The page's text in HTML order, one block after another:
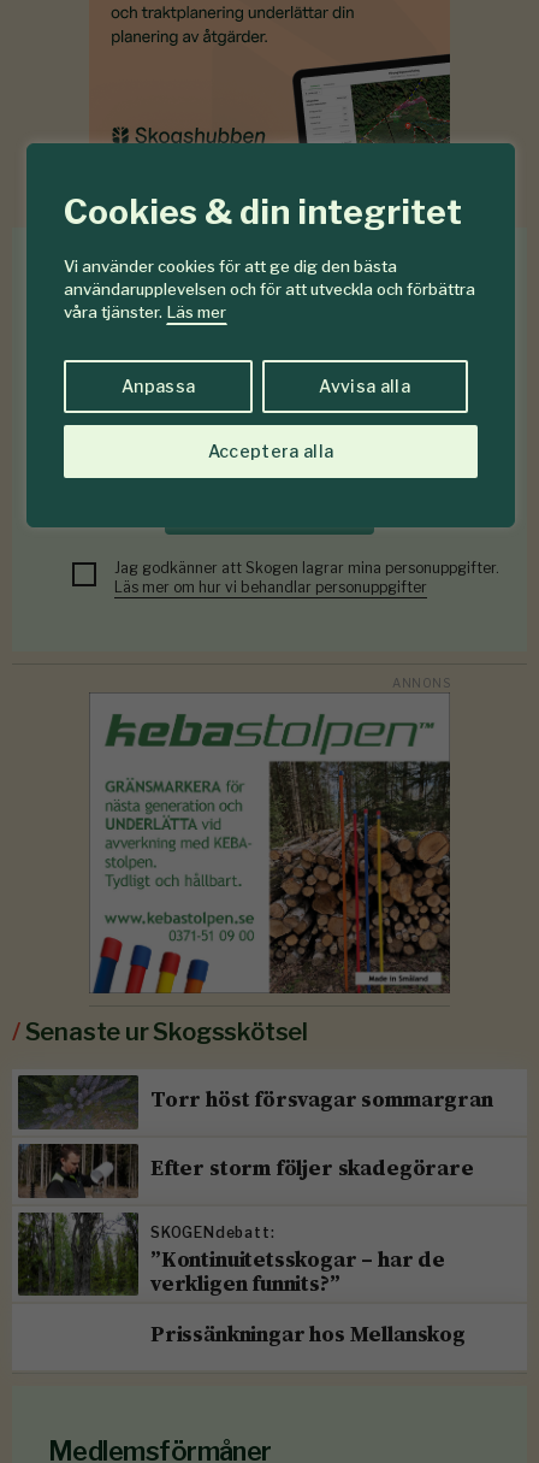
Cookies & din integritet
Vi använder cookies för att ge dig den bästa
användarupplevelsen och för att utveckla och förbättra
våra tjänster. Läs mer
Anpassa Avvisa alla
Acceptera alla
MedeSKOGENfår du en
nyhetsuppdatering till din e-
postadress. Helt gratis, en
gång i veckan.
Jag godkänner att Skogen lagrar mina personuppgifter.
Läs mer om hur vi behandlar personuppgifter
/Senaste ur Skogsskötsel
Torr höst försvagar sommargran
Efter storm följer skadegörare
SKOGENdebatt:
”Kontinuitetsskogar – har de
verkligen funnits?”
Prissänkningar hos Mellanskog
Medlemsförmåner